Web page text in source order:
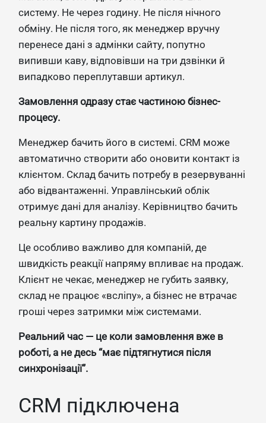
систему. Не через годину. Не після нічного
обміну. Не після того, як менеджер вручну
перенесе дані з адмінки сайту, попутно
випивши каву, відповівши на три дзвінки й
випадково переплутавши артикул.
Замовлення одразу стає частиною бізнес-
процесу.
Менеджер бачить його в системі. CRM може
автоматично створити або оновити контакт із
клієнтом. Склад бачить потребу в резервуванні
або відвантаженні. Управлінський облік
отримує дані для аналізу. Керівництво бачить
реальну картину продажів.
Це особливо важливо для компаній, де
швидкість реакції напряму впливає на продаж.
Клієнт не чекає, менеджер не губить заявку,
склад не працює «всліпу», а бізнес не втрачає
гроші через затримки між системами.
Реальний час — це коли замовлення вже в
роботі, а не десь “має підтягнутися після
синхронізації”.
CRM підключена